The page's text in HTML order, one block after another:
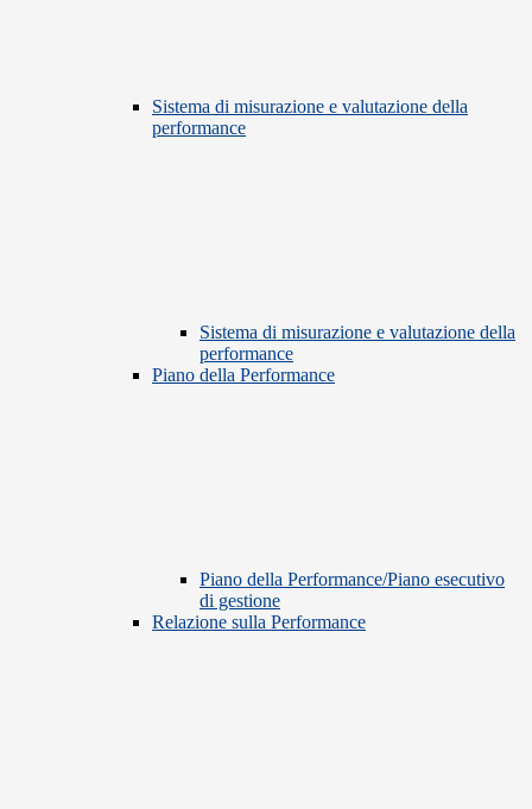
Sistema di misurazione e valutazione della
performance
Sistema di misurazione e valutazione della
performance
Piano della Performance
Piano della Performance/Piano esecutivo
di gestione
Relazione sulla Performance